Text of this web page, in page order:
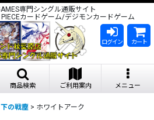
専門シングル通販サイト
カードゲーム/デジモンカードゲーム
ログイン カート
商品検索 ご利用案内 メニュー
の戦塵 > ホワイトアーク